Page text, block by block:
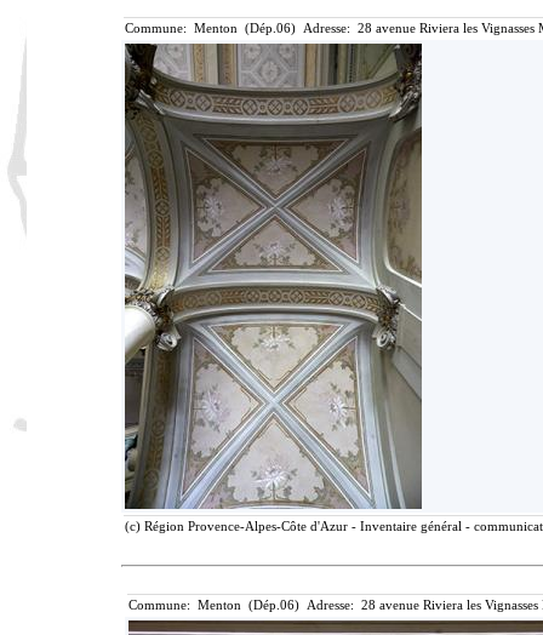
Commune: Menton (Dép.06) Adresse: 28 avenue Riviera les
(c) Région Provence-Alpes-Côte d'Azur - Inventaire général -
Commune: Menton (Dép.06) Adresse: 28 avenue Riviera les